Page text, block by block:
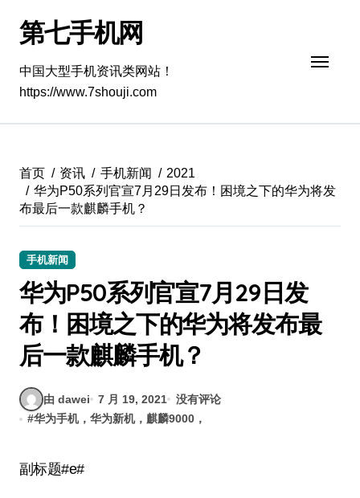
第七手机网
中国大型手机资讯类网站！
https://www.7shouji.com
首页 资讯 手机新闻
2021
华为P50系列官宣7月29日发布！困境之下的华为将发
布最后一款麒麟手机？
手机新闻
华为P50系列官宣7月29日发
布！困境之下的华为将发布最
后一款麒麟手机？
由 dawei 7 月 19, 2021
没有评论
#华为手机，华为新机，麒麟9000，
副标题#e#